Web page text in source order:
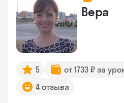
Вера
5 от 1733 ₽ за
4 отзыва